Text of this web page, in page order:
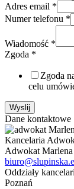
Adres email *
Numer telefonu *
Wiadomość *
Zgoda *
Zgoda
celu
Wyslij
Dane kontaktowe
Kancelaria
Adwokat Marlena
Oddziały
Poznań